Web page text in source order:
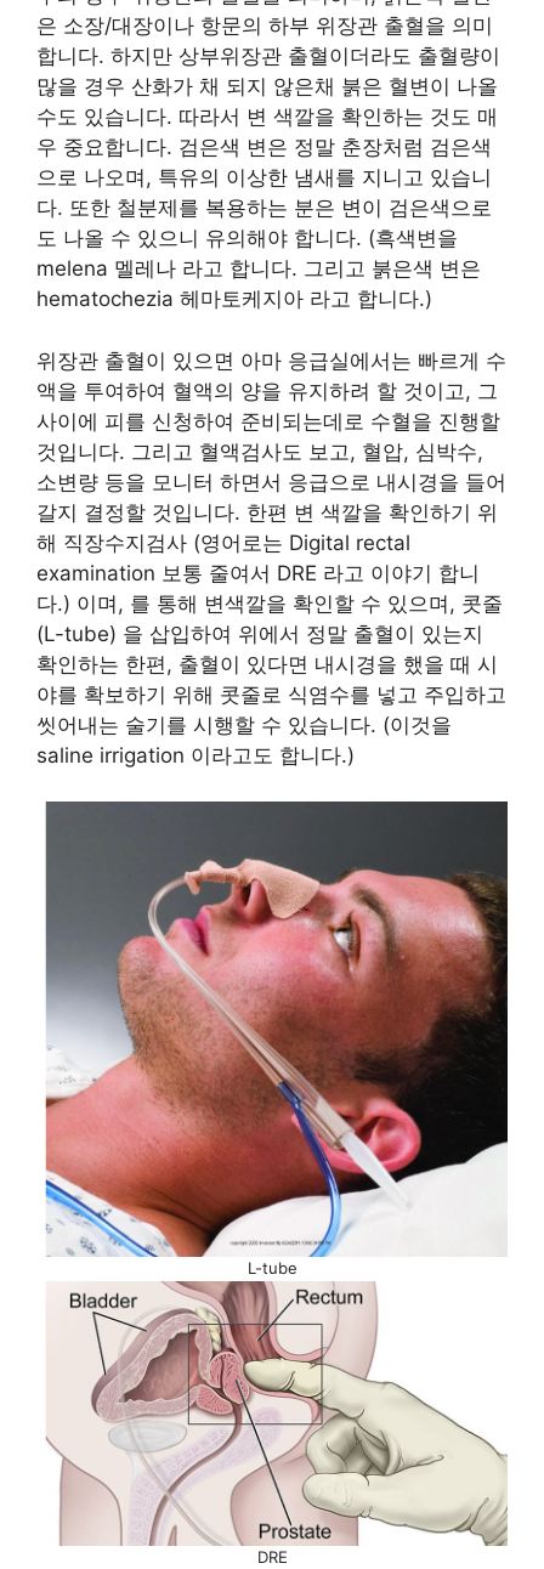
은 소장/대장이나 항문의 하부 위장관 출혈을 의미
합니다. 하지만 상부위장관 출혈이더라도 출혈량이
많을 경우 산화가 채 되지 않은채 붉은 혈변이 나올
수도 있습니다. 따라서 변 색깔을 확인하는 것도 매
우 중요합니다. 검은색 변은 정말 춘장처럼 검은색
으로 나오며, 특유의 이상한 냄새를 지니고 있습니
다. 또한 철분제를 복용하는 분은 변이 검은색으로
도 나올 수 있으니 유의해야 합니다. (흑색변을
melena 멜레나 라고 합니다. 그리고 붉은색 변은
hematochezia 헤마토케지아 라고 합니다.)
위장관 출혈이 있으면 아마 응급실에서는 빠르게 수
액을 투여하여 혈액의 양을 유지하려 할 것이고, 그
사이에 피를 신청하여 준비되는데로 수혈을 진행할
것입니다. 그리고 혈액검사도 보고, 혈압, 심박수,
소변량 등을 모니터 하면서 응급으로 내시경을 들어
갈지 결정할 것입니다. 한편 변 색깔을 확인하기 위
해 직장수지검사 (영어로는 Digital rectal
examination 보통 줄여서 DRE 라고 이야기 합니
다.) 이며, 를 통해 변색깔을 확인할 수 있으며, 콧줄
(L-tube) 을 삽입하여 위에서 정말 출혈이 있는지
확인하는 한편, 출혈이 있다면 내시경을 했을 때 시
야를 확보하기 위해 콧줄로 식염수를 넣고 주입하고
씻어내는 술기를 시행할 수 있습니다. (이것을
saline irrigation 이라고도 합니다.)
L-tube
DRE